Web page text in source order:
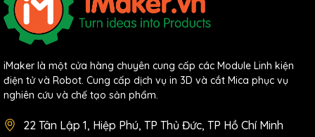
iMaker là một cửa hàng chuyên cung cấp các Module Linh kiện
điện tử và Robot. Cung cấp dịch vụ in 3D và cắt Mica phục vụ
nghiên cứu và chế tạo sản phẩm.
22 Tân Lập 1, Hiệp Phú, TP Thủ Đức, TP Hồ Chí Minh